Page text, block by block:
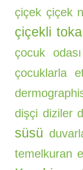
çiçek çiçek
çiçekli toka
çocuk
çocuklarla
dişçi diziler
süsü
temelkuran